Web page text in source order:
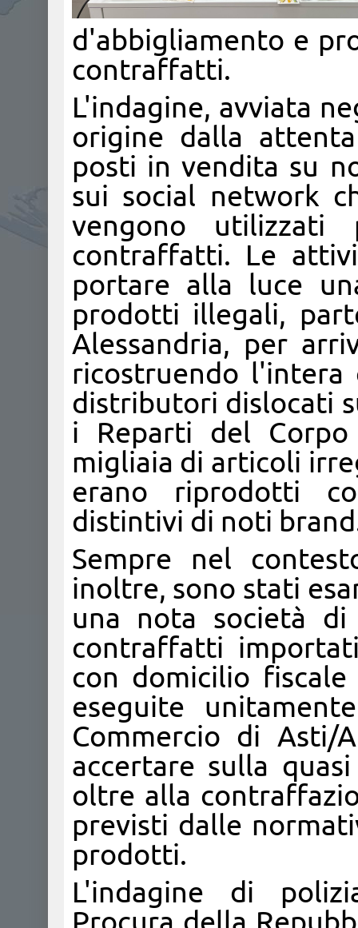
d'abbigliamento e
contraffatti.
L'indagine, avviata
origine dalla
posti in vendita su
sui social network
vengono utilizzati
contraffatti. Le
portare alla luce
prodotti illegali,
Alessandria, per
ricostruendo l'intera
distributori dislocati
i Reparti del Corpo
migliaia di articoli
erano riprodotti
distintivi di noti
Sempre nel
inoltre, sono stati
una nota società
contraffatti
con domicilio
eseguite
Commercio di Asti/
accertare sulla
oltre alla
previsti dalle
prodotti.
L'indagine di
Procura della